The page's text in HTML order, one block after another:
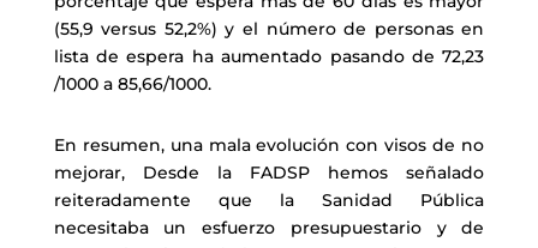
(55,9 versus 52,2%) y el número de personas en
lista de espera ha aumentado pasando de 72,23
/1000 a 85,66/1000.
En resumen, una mala evolución con visos de no
mejorar, Desde la FADSP hemos señalado
reiteradamente que la Sanidad Pública
necesitaba un esfuerzo presupuestario y de